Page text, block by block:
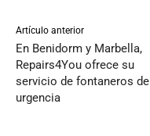
Artículo anterior
En Benidorm y Marbella,
Repairs4You ofrece su
servicio de fontaneros de
urgencia